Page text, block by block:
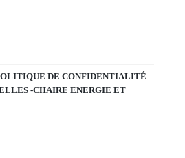
DE CONFIDENTIALITÉ
-CHAIRE ENERGIE ET